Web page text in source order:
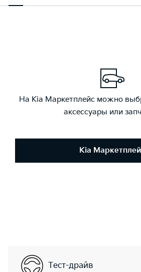
На Kia Маркетплейс можно
аксессуары или
Kia
Тест-драйв